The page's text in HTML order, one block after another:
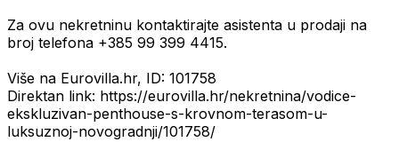
Za ovu nekretninu kontaktirajte asistenta u prodaji na
broj telefona +385 99 399 4415.
Više na Eurovilla.hr, ID: 101758
Direktan link: https://eurovilla.hr/nekretnina/vodice-
ekskluzivan-penthouse-s-krovnom-terasom-u-
luksuznoj-novogradnji/101758/